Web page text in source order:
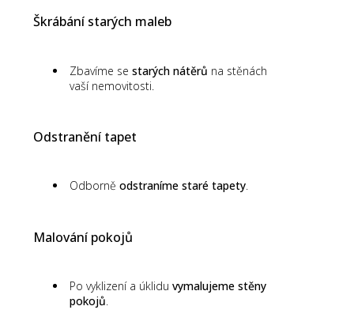
Škrábání starých maleb
Zbavíme sestarých nátěrů na stěnách
vaší nemovitosti.
Odstranění tapet
Odborněodstraníme staré tapety.
Malování pokojů
Po vyklizení a úkliduvymalujeme stěny
pokojů.